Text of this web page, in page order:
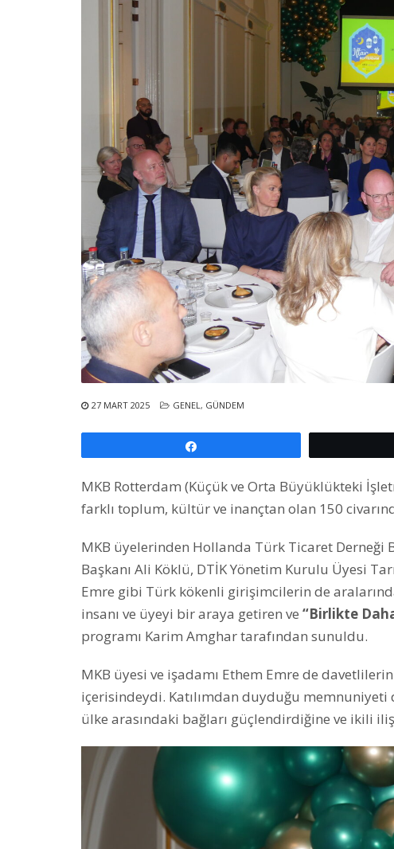
27 MART 2025 GENEL , GÜNDEM
MKB Rotterdam (Küçük ve Orta Büyüklükteki
farklı toplum, kültür ve inançtan olan 150
MKB üyelerinden Hollanda Türk Ticaret Derneği
Başkanı Ali Köklü, DTİK Yönetim Kurulu Üyesi
Emre gibi Türk kökenli girişimcilerin de
insanı ve üyeyi bir araya getiren ve “Birlikte
programı Karim Amghar tarafından sunuldu.
MKB üyesi ve işadamı Ethem Emre de
içerisindeydi. Katılımdan duyduğu
ülke arasındaki bağları güçlendirdiğine ve ikili